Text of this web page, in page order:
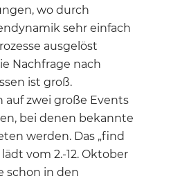
wo durch
sehr einfach
ausgelöst
Nachfrage nach
ist groß.
auf zwei große Events
bei denen bekannte
werden. Das „find
vom 2.-12. Oktober
schon in den